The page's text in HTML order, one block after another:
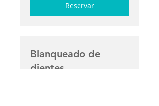
Reservar
Blanqueado de
dientes